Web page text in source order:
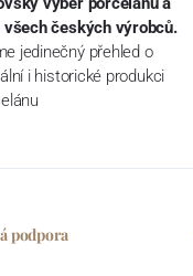
všech českých výrobců.
jedinečný přehled o
i historické produkci
podpora